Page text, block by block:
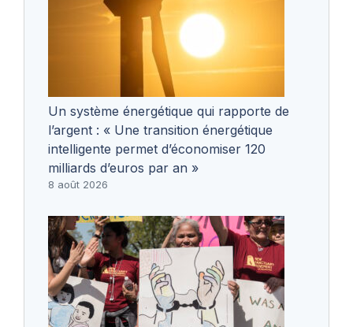
Un système énergétique qui rapporte de
l’argent : « Une transition énergétique
intelligente permet d’économiser 120
milliards d’euros par an »
8 août 2026